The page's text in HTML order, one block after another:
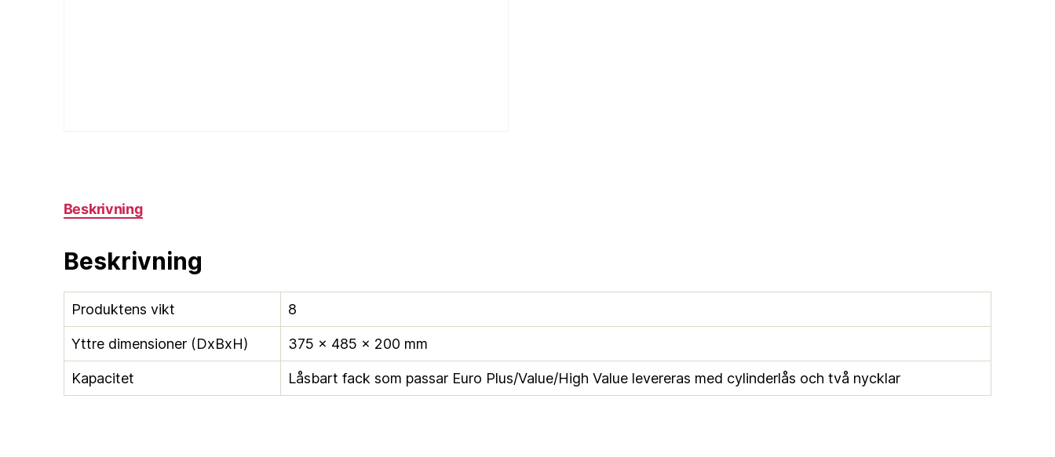
Beskrivning
Beskrivning
Produktens vikt 8
Yttre dimensioner (DxBxH) 375 × 485 × 200 mm
Kapacitet Låsbart fack som passar Euro Plus/Value/High Value levereras med cylinderlås och två nycklar